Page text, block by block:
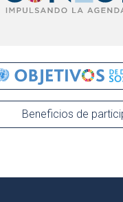
Beneficios de